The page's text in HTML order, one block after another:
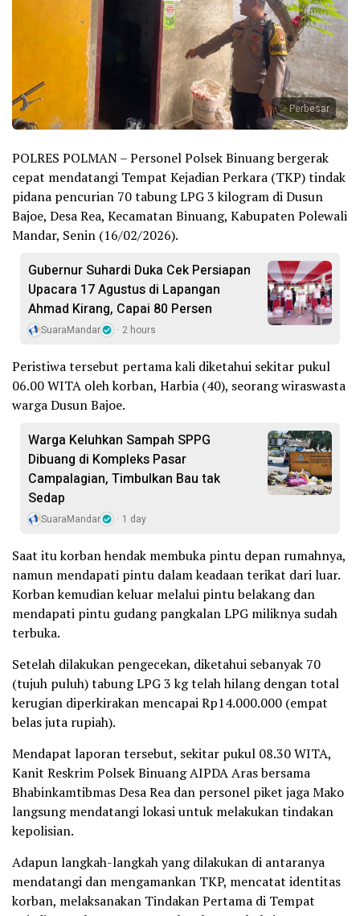
Perbesar
POLRES POLMAN – Personel Polsek Binuang bergerak
cepat mendatangi Tempat Kejadian Perkara (TKP) tindak
pidana pencurian 70 tabung LPG 3 kilogram di Dusun
Bajoe, Desa Rea, Kecamatan Binuang, Kabupaten Polewali
Mandar, Senin (16/02/2026).
Gubernur Suhardi Duka Cek Persiapan
Upacara 17 Agustus di Lapangan
Ahmad Kirang, Capai 80 Persen
SuaraMandar 2 hours
Peristiwa tersebut pertama kali diketahui sekitar pukul
06.00 WITA oleh korban, Harbia (40), seorang wiraswasta
warga Dusun Bajoe.
Warga Keluhkan Sampah SPPG
Dibuang di Kompleks Pasar
Campalagian, Timbulkan Bau tak
Sedap
SuaraMandar 1 day
Saat itu korban hendak membuka pintu depan rumahnya,
namun mendapati pintu dalam keadaan terikat dari luar.
Korban kemudian keluar melalui pintu belakang dan
mendapati pintu gudang pangkalan LPG miliknya sudah
terbuka.
Setelah dilakukan pengecekan, diketahui sebanyak 70
(tujuh puluh) tabung LPG 3 kg telah hilang dengan total
kerugian diperkirakan mencapai Rp14.000.000 (empat
belas juta rupiah).
Mendapat laporan tersebut, sekitar pukul 08.30 WITA,
Kanit Reskrim Polsek Binuang AIPDA Aras bersama
Bhabinkamtibmas Desa Rea dan personel piket jaga Mako
langsung mendatangi lokasi untuk melakukan tindakan
kepolisian.
Adapun langkah-langkah yang dilakukan di antaranya
mendatangi dan mengamankan TKP, mencatat identitas
korban, melaksanakan Tindakan Pertama di Tempat